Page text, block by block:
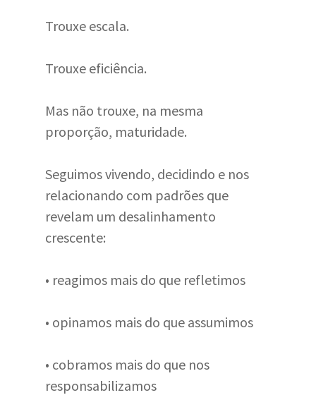
Trouxe escala.
Trouxe eficiência.
Mas não trouxe, na mesma
proporção, maturidade.
Seguimos vivendo, decidindo e nos
relacionando com padrões que
revelam um desalinhamento
crescente:
• reagimos mais do que refletimos
• opinamos mais do que assumimos
• cobramos mais do que nos
responsabilizamos